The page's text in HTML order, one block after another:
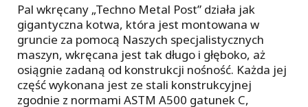
Pal wkręcany „Techno Metal Post” działa jak
gigantyczna kotwa, która jest montowana w
gruncie za pomocą Naszych specjalistycznych
maszyn, wkręcana jest tak długo i głęboko, aż
osiągnie zadaną od konstrukcji nośność. Każda jej
część wykonana jest ze stali konstrukcyjnej
zgodnie z normami ASTM A500 gatunek C,